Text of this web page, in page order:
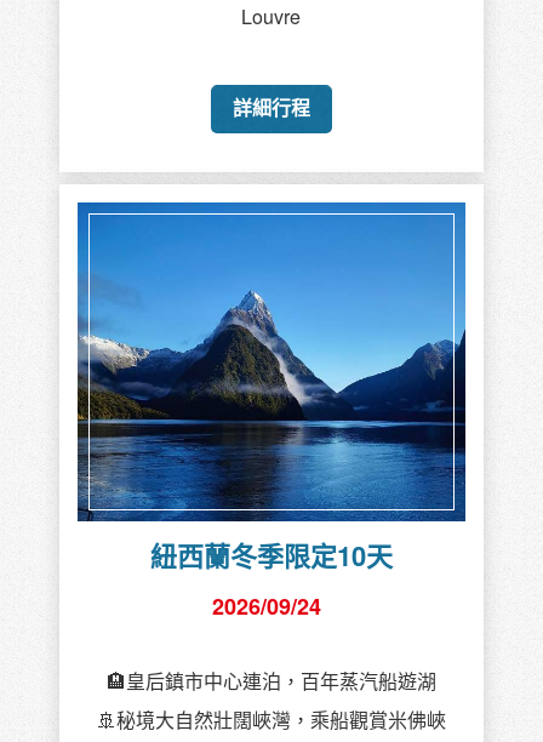
Louvre
詳細行程
紐西蘭冬季限定10天
2026/09/24
🏨皇后鎮市中心連泊，百年蒸汽船遊湖
🚢秘境大自然壯闊峽灣，乘船觀賞米佛峽